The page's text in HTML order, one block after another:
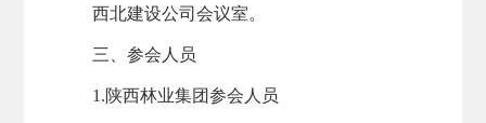
西北建设公司会议室。
三、参会人员
1.陕西林业集团参会人员